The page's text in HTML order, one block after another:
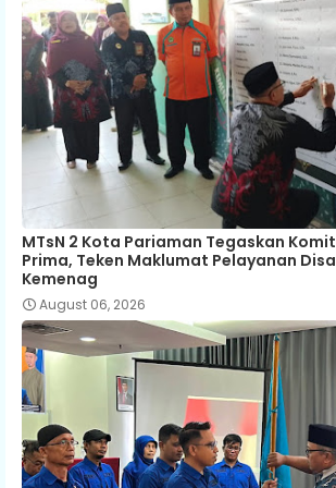
MTsN 2 Kota Pariaman Tegaskan
Prima, Teken Maklumat Pelayanan
Kemenag
August 06, 2026